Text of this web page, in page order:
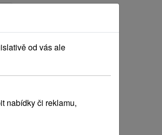
od vás ale
nabídky či reklamu,